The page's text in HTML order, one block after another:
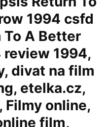
1994 csfd
A Better
review 1994,
divat na film
etelka.cz,
online,
film,